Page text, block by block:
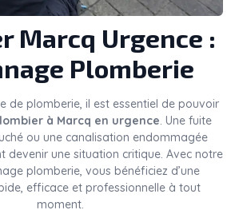
Marcq Urgence :
Plomberie
de plomberie, il est essentiel de pouvoir
à Marcq en urgence. Une fuite
ou une canalisation endommagée
devenir une situation critique. Avec notre
plomberie, vous bénéficiez d’une
efficace et professionnelle à tout
moment.